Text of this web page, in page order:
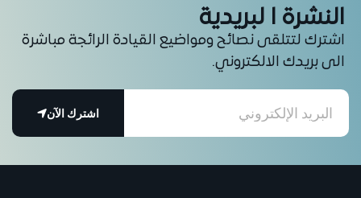
النشرة ا لبريدية
اشترك لتتلقى نصائح ومواضيع القيادة الرائجة مباشرة
الى بريدك الالكتروني.
اشترك الآن